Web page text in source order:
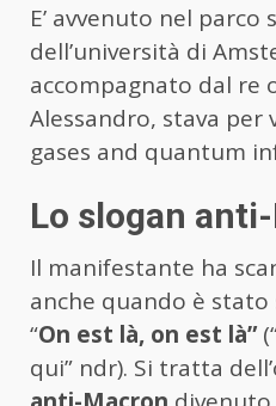
E’ avvenuto nel parco
dell’università di
accompagnato dal re
Alessandro, stava per
gases and quantum
Lo slogan
Il manifestante ha
anche quando è
“On est là, on est là”
qui” ndr). Si tratta